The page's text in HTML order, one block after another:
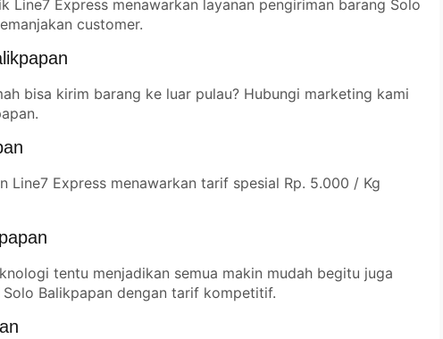
Line7 Express menawarkan layanan pengiriman barang Solo
customer.
bisa kirim barang ke luar pulau? Hubungi marketing kami
Line7 Express menawarkan tarif spesial Rp. 5.000 / Kg
tentu menjadikan semua makin mudah begitu juga
Balikpapan dengan tarif kompetitif.